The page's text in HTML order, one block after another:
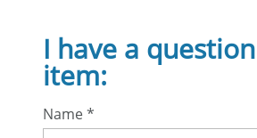
I have a
item:
Name*